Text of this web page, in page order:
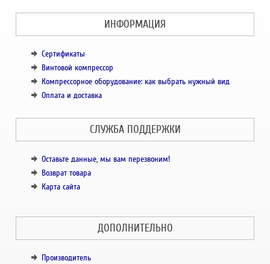
ИНФОРМАЦИЯ
Сертификаты
Винтовой компрессор
Компрессорное оборудование: как выбрать нужный вид
Оплата и доставка
СЛУЖБА ПОДДЕРЖКИ
Оставьте данные, мы вам перезвоним!
Возврат товара
Карта сайта
ДОПОЛНИТЕЛЬНО
Производитель